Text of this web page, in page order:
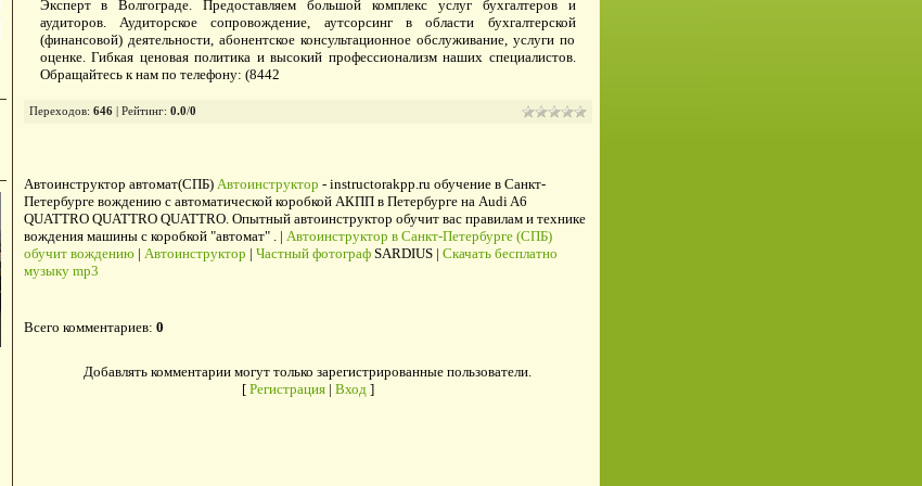
Эксперт в Волгограде. Предоставляем большой комплекс услуг бухгалтеров и
аудиторов. Аудиторское сопровождение, аутсорсинг в области бухгалтерской
(финансовой) деятельности, абонентское консультационное обслуживание, услуги по
оценке. Гибкая ценовая политика и высокий профессионализм наших специалистов.
Обращайтесь к нам по телефону: (8442
Переходов: 646| Рейтинг: 0.0/0
Автоинструктор автомат(СПБ) Автоинструктор - instructorakpp.ru обучение в Санкт-
Петербурге вождению с автоматической коробкой АКПП в Петербурге на Audi A6
QUATTRO QUATTRO QUATTRO. Опытный автоинструктор обучит вас правилам и технике
вождения машины с коробкой "автомат" . | Автоинструктор в Санкт-Петербурге (СПБ)
обучит вождению| Автоинструктор | Частный фотографSARDIUS | Скачать бесплатно
музыку mp3
Всего комментариев: 0
Добавлять комментарии могут только зарегистрированные пользователи.
[ Регистрация| Вход]